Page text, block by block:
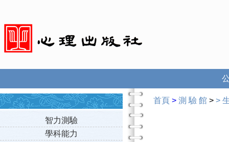
智力測驗
學科能力
首頁 > 測 驗 館 > >